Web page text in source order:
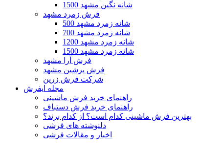
1500 شانه نگین مشهد
فرش زمرد مشهد
500 شانه زمرد مشهد
700 شانه زمرد مشهد
1200 شانه زمرد مشهد
1500 شانه زمرد مشهد
فرش آرا مشهد
فرش پرشین مشهد
شرکت فرش زرین
مجله ایفرش
راهنمای خرید فرش ماشینی
راهنمای خرید فرش دستباف
بهترین فرش ماشینی کدام است؟ از کدام برند؟
دلنوشته های فرشی
اخبار و مقالات فرشی